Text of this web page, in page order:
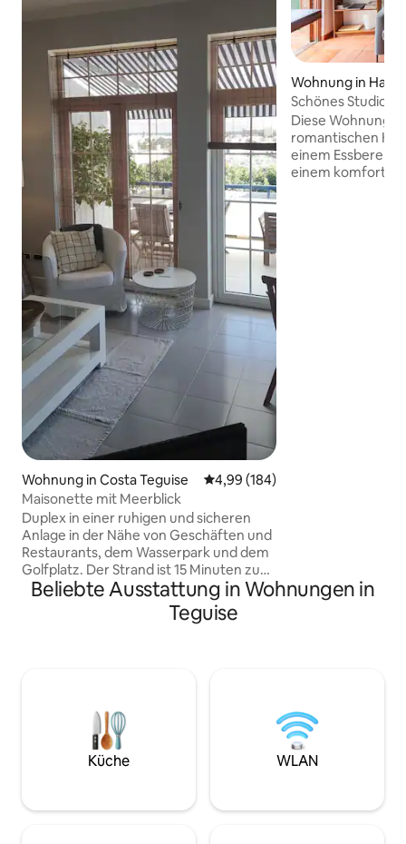
Wohnung in Costa Teguise Durchschnittliche Bewertung:
4,99 (184)
Maisonette mit Meerblick
Duplex in einer ruhigen und sicheren
Anlage in der Nähe von Geschäften und
Restaurants, dem Wasserpark und dem
Golfplatz. Der Strand ist 15 Minuten zu
Fuß entfernt mit einem schönen
Spaziergang am Meer. Gegenüber der
Anlage befindet sich ein kleiner
Minuten vom Haus entfernte
Bushaltestelle gibt, die Sie mit der
Hauptstadt Arrecife verbindet, aber
wenn Sie eines mieten möchten, gibt es
Wohnung in Haría
Schönes Studio
Diese Wohnung
romantischen
einem
einem
Beliebte Ausstattung in Wohnungen in
Teguise
Küche WLAN